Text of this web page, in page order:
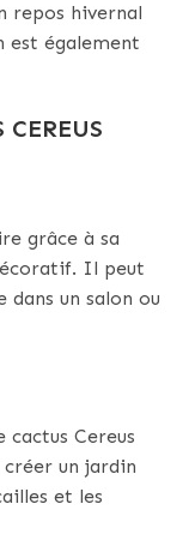
repos hivernal
est également
grâce à sa
Il peut
un salon ou
cactus Cereus
un jardin
et les